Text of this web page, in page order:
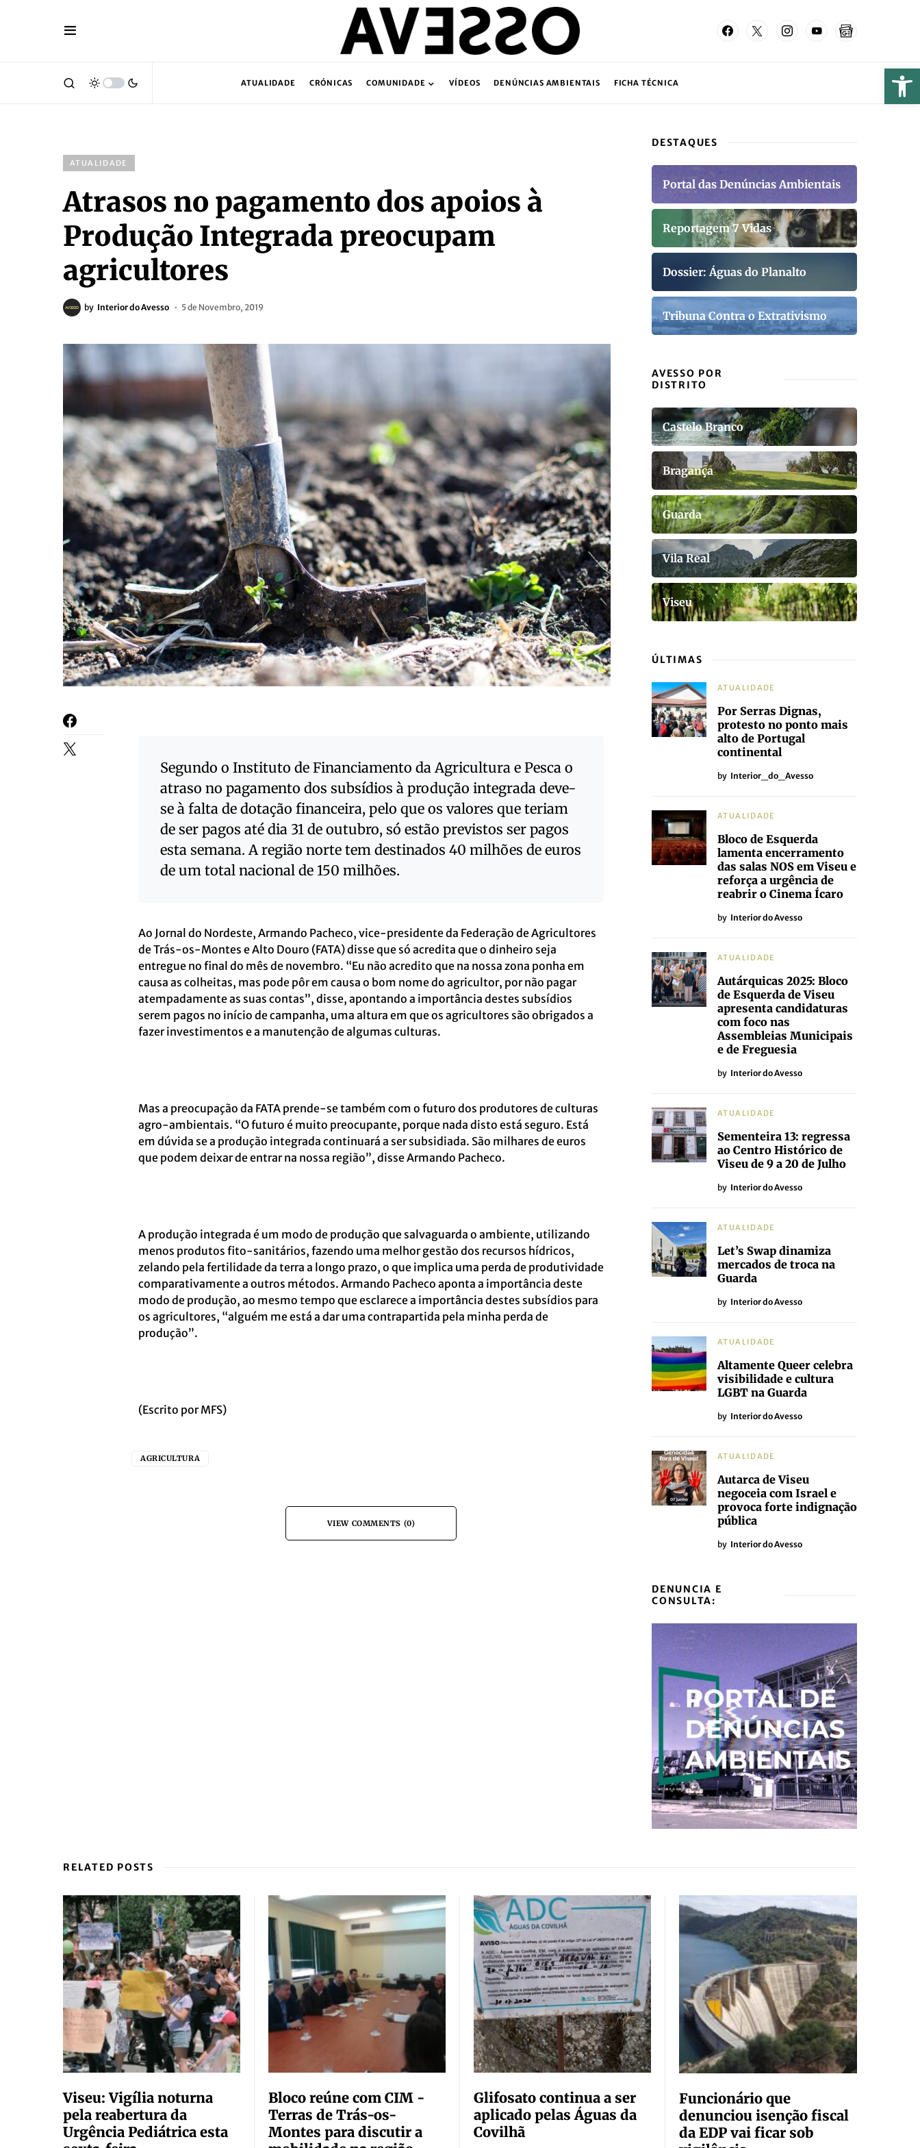
ATUALIDADE CRÓNICAS COMUNIDADE VÍDEOS DENÚNCIAS AMBIENTAIS FICHA TÉCNICA
ATUALIDADE
Atrasos no pagamento dos apoios à
Produção Integrada preocupam
agricultores
by Interior do Avesso 5 de Novembro, 2019
Segundo o Instituto de Financiamento da Agricultura e Pesca o
atraso no pagamento dos subsídios à produção integrada deve-
se à falta de dotação financeira, pelo que os valores que teriam
de ser pagos até dia 31 de outubro, só estão previstos ser pagos
esta semana. A região norte tem destinados 40 milhões de euros
de um total nacional de 150 milhões.
Ao Jornal do Nordeste, Armando Pacheco, vice-presidente da Federação de Agricultores
de Trás-os-Montes e Alto Douro (FATA) disse que só acredita que o dinheiro seja
entregue no final do mês de novembro. “Eu não acredito que na nossa zona ponha em
causa as colheitas, mas pode pôr em causa o bom nome do agricultor, por não pagar
atempadamente as suas contas”, disse, apontando a importância destes subsídios
serem pagos no início de campanha, uma altura em que os agricultores são obrigados a
fazer investimentos e a manutenção de algumas culturas.
Mas a preocupação da FATA prende-se também com o futuro dos produtores de culturas
agro-ambientais. “O futuro é muito preocupante, porque nada disto está seguro. Está
em dúvida se a produção integrada continuará a ser subsidiada. São milhares de euros
que podem deixar de entrar na nossa região”, disse Armando Pacheco.
A produção integrada é um modo de produção que salvaguarda o ambiente, utilizando
menos produtos fito-sanitários, fazendo uma melhor gestão dos recursos hídricos,
zelando pela fertilidade da terra a longo prazo, o que implica uma perda de produtividade
comparativamente a outros métodos. Armando Pacheco aponta a importância deste
modo de produção, ao mesmo tempo que esclarece a importância destes subsídios para
os agricultores, “alguém me está a dar uma contrapartida pela minha perda de
produção”.
(Escrito por MFS)
AGRICULTURA
VIEW COMMENTS (0)
DESTAQUES
Portal das Denúncias Ambientais
Reportagem 7 Vidas
Dossier: Águas do Planalto
Tribuna Contra o Extrativismo
AVESSO POR
DISTRITO
Castelo Branco
Bragança
Guarda
Vila Real
Viseu
ÚLTIMAS
ATUALIDADE
Por Serras Dignas,
protesto no ponto mais
alto de Portugal
continental
by Interior_do_Avesso
ATUALIDADE
Bloco de Esquerda
lamenta encerramento
das salas NOS em Viseu e
reforça a urgência de
reabrir o Cinema Ícaro
by Interior do Avesso
ATUALIDADE
Autárquicas 2025: Bloco
de Esquerda de Viseu
apresenta candidaturas
com foco nas
Assembleias Municipais
e de Freguesia
by Interior do Avesso
ATUALIDADE
Sementeira 13: regressa
ao Centro Histórico de
Viseu de 9 a 20 de Julho
by Interior do Avesso
ATUALIDADE
Let’s Swap dinamiza
mercados de troca na
Guarda
by Interior do Avesso
ATUALIDADE
Altamente Queer celebra
visibilidade e cultura
LGBT na Guarda
by Interior do Avesso
ATUALIDADE
Autarca de Viseu
negoceia com Israel e
provoca forte indignação
pública
by Interior do Avesso
DENUNCIA E
CONSULTA:
RELATED POSTS
Viseu: Vigília noturna
pela reabertura da
Urgência Pediátrica esta
Bloco reúne com CIM -
Terras de Trás-os-
Montes para discutir a
Glifosato continua a ser
aplicado pelas Águas da
Covilhã
Funcionário que
denunciou isenção fiscal
da EDP vai ficar sob